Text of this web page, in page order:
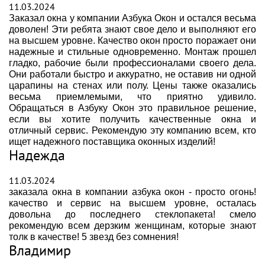
11.03.2024
Заказал окна у компании Азбука Окон и остался весьма
доволен! Эти ребята знают свое дело и выполняют его
на высшем уровне. Качество окон просто поражает они
надежные и стильные одновременно. Монтаж прошел
гладко, рабочие были профессионалами своего дела.
Они работали быстро и аккуратно, не оставив ни одной
царапины на стенах или полу. Цены также оказались
весьма приемлемыми, что приятно удивило.
Обращаться в Азбуку Окон это правильное решение,
если вы хотите получить качественные окна и
отличный сервис. Рекомендую эту компанию всем, кто
ищет надежного поставщика оконных изделий!
Надежда
11.03.2024
заказала окна в компании азбука окон - просто огонь!
качество и сервис на высшем уровне, осталась
довольна до последнего стеклопакета! смело
рекомендую всем дерзким женщинам, которые знают
толк в качестве! 5 звезд без сомнения!
Владимир